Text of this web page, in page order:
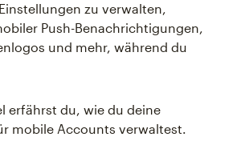
zu verwalten,
Push-Benachrichtigungen,
und mehr, während du
erfährst du, wie du deine
mobile Accounts verwaltest.